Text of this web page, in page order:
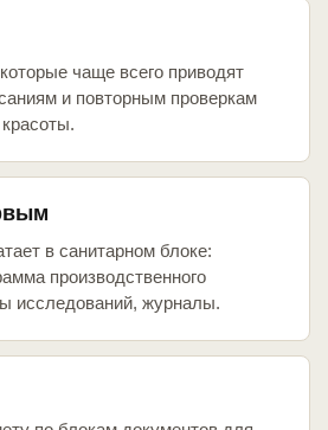
чаще всего приводят
и повторным проверкам
в санитарном блоке:
производственного
исследований, журналы.